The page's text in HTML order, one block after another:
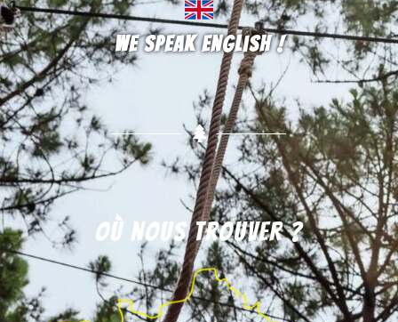
We speak english !
Où nous trouver ?